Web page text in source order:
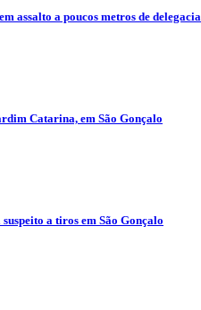
assalto a poucos metros de delegacia
Catarina, em São Gonçalo
a tiros em São Gonçalo